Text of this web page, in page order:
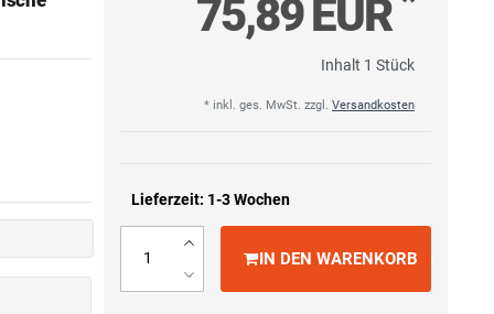
75,89 EUR
Inhalt 1 Stück
* inkl. ges. MwSt. zzgl. Versandkosten
Lieferzeit: 1-3 Wochen
IN DEN WARENKORB